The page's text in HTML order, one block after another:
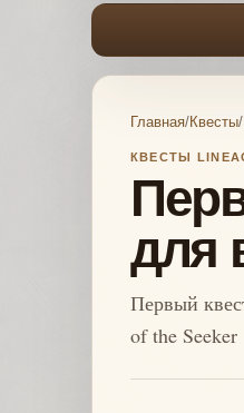
Главная/Квесты/
КВЕСТЫ
для
Первый
of the Seeker